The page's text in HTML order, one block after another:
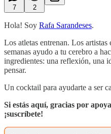
7 2
Hola! Soy Rafa Sarandeses.
Los atletas entrenan. Los artistas
semanas ayudo a tu cerebro a
ingredientes: una reflexión, una
pensar.
Un cocktail para ayudarte a ser
Si estás aquí, gracias por
¡suscríbete!